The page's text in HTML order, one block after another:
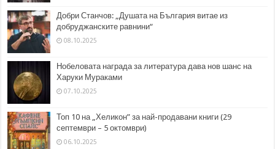
Добри Станчов: „Душата на България витае из
добруджанските равнини“
08.10.2025
Нобеловата награда за литература дава нов шанс на
Харуки Мураками
07.10.2025
Топ 10 на „Хеликон” за най-продавани книги (29
септември – 5 октомври)
06.10.2025